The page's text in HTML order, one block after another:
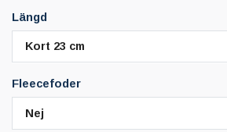
Längd
Kort 23 cm
Fleecefoder
Nej